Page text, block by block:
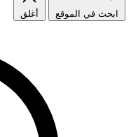
ابحث في الموقع أغلق